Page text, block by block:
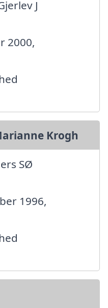
J
2000,
Krogh
SØ
1996,